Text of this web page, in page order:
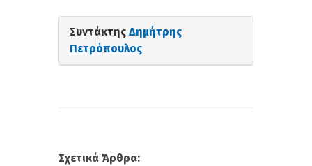
Συντάκτης Δημήτρης
Πετρόπουλος
Σχετικά Άρθρα: